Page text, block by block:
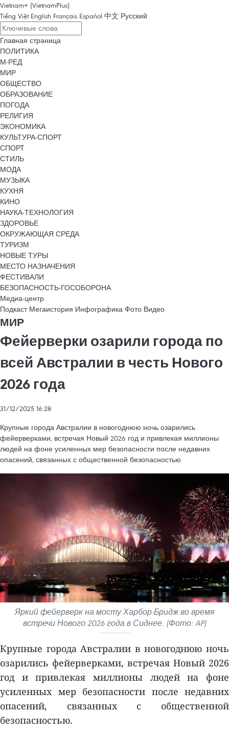
Vietnam+ (VietnamPlus)
Tiếng Việt English Français Español 中文 Русский
Главная страница
ПОЛИТИКА
М-РЕД
МИР
ОБЩЕСТВО
ОБРАЗОВАНИЕ
ПОГОДА
РЕЛИГИЯ
ЭКОНОМИКА
КУЛЬТУРА-СПОРТ
СПОРТ
СТИЛЬ
МОДА
МУЗЫКА
КУХНЯ
КИНО
НАУКА-ТЕХНОЛОГИЯ
ЗДОРОВЬЕ
ОКРУЖАЮЩАЯ СРЕДА
ТУРИЗМ
НОВЫЕ ТУРЫ
МЕСТО НАЗНАЧЕНИЯ
ФЕСТИВАЛИ
БЕЗОПАСНОСТЬ-ГОСОБОРОНА
Медиа-центр
Подкаст Мегаистория Инфографика Фото Видео
МИР
Фейерверки озарили города по
всей Австралии в честь Нового
2026 года
31/12/2025 16:28
Крупные города Австралии в новогоднюю ночь озарились
фейерверками, встречая Новый 2026 год и привлекая миллионы
людей на фоне усиленных мер безопасности после недавних
опасений, связанных с общественной безопасностью.
Яркий фейерверк на мосту Харбор-Бридж во время
встречи Нового 2026 года в Сиднее. (Фото: AP)
Крупные города Австралии в новогоднюю ночь
озарились фейерверками, встречая Новый 2026
год и привлекая миллионы людей на фоне
усиленных мер безопасности после недавних
опасений, связанных с общественной
безопасностью.